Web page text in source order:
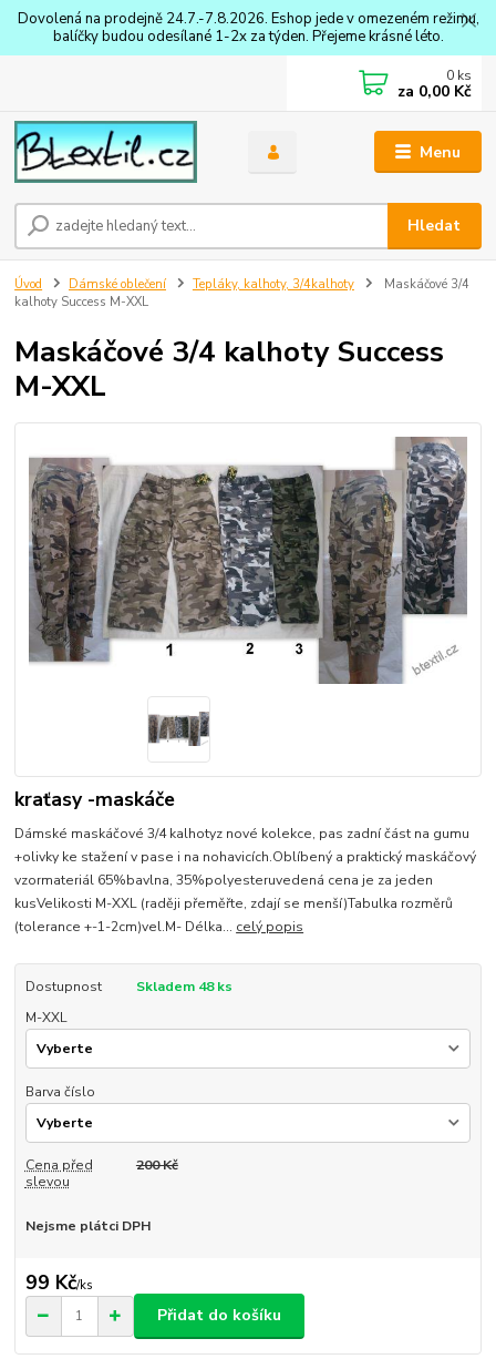
Dovolená na prodejně 24.7.-7.8.2026. Eshop jede v omezeném režimu,
balíčky budou odesílané 1-2x za týden. Přejeme krásné léto.
Menu
Hledat
0 ks
za 0,00 Kč
Úvod Dámské oblečení Tepláky, kalhoty, 3/4kalhoty
Maskáčové 3/4
kalhoty Success M-XXL
Maskáčové 3/4 kalhoty Success
M-XXL
kraťasy -maskáče
Dámské maskáčové 3/4 kalhotyz nové kolekce, pas zadní část na gumu
+olivky ke stažení v pase i na nohavicích.Oblíbený a praktický maskáčový
vzormateriál 65%bavlna, 35%polyesteruvedená cena je za jeden
kusVelikosti M-XXL (raději přeměřte, zdají se menší)Tabulka rozměrů
(tolerance +-1-2cm)vel.M- Délka... celý popis
Dostupnost
Skladem 48 ks
M-XXL
Barva číslo
Cena před
slevou
200 Kč
Nejsme plátci DPH
99 Kč/ks
Přidat do košíku